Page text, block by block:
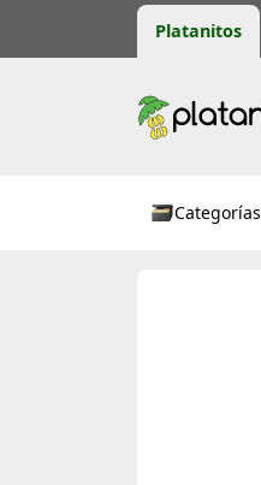
Platanitos
Categorías